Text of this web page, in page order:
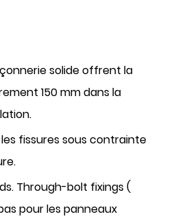
solide offrent la
150 mmdans la
fissures sous contrainte
Through-bolt fixings (
pour les panneaux